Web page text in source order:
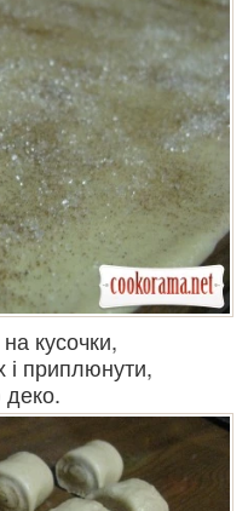
кусочки,
і приплюнути,